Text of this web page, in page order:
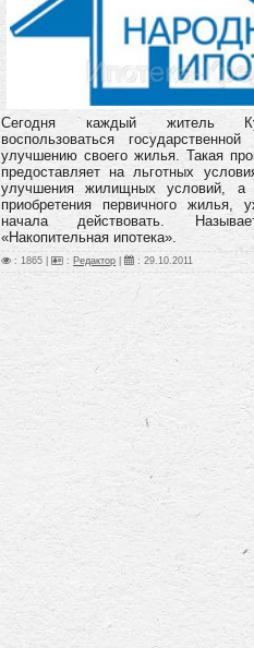
Сегодня каждый житель
воспользоваться
улучшению своего жилья. Такая
предоставляет на льготных
улучшения жилищных условий, а
приобретения первичного
начала действовать.
«Накопительная ипотека».
: 1865 | : Редактор | :29.10.2011